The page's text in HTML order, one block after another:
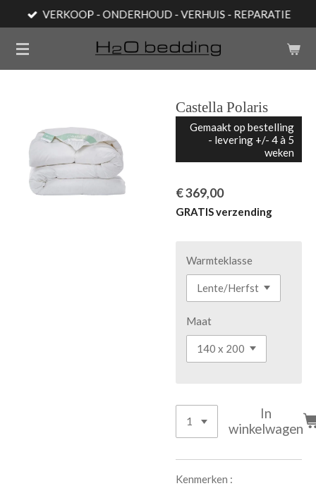
direct
naar
VERKOOP - ONDERHOUD - VERHUIS - REPARATIE
Castella Polaris
Gemaakt op bestelling
- levering +/- 4 à 5
weken
€ 369,00
GRATIS verzending
Warmteklasse
Maat
In
winkelwagen
Kenmerken :